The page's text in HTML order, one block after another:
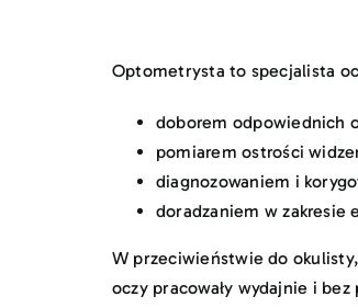
Optometrysta to specjalista
doborem odpowiednich
pomiarem ostrości
diagnozowaniem i
doradzaniem w zakresie
W przeciwieństwie do
oczy pracowały wydajnie i